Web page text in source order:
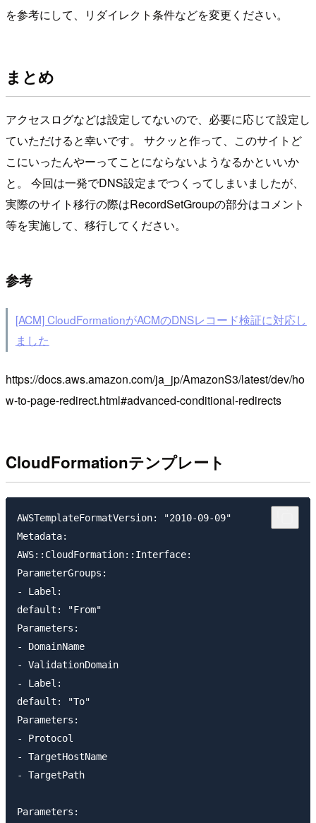
を参考にして、リダイレクト条件などを変更ください。
まとめ
アクセスログなどは設定してないので、必要に応じて設定し
ていただけると幸いです。 サクッと作って、このサイトど
こにいったんやーってことにならないようなるかといいか
と。 今回は一発でDNS設定までつくってしまいましたが、
実際のサイト移行の際はRecordSetGroupの部分はコメント
等を実施して、移行してください。
参考
[ACM] CloudFormationがACMのDNSレコード検証に対応し
ました
https://docs.aws.amazon.com/ja_jp/AmazonS3/latest/dev/ho
w-to-page-redirect.html#advanced-conditional-redirects
CloudFormationテンプレート
AWSTemplateFormatVersion: "2010-09-09"
Metadata:
AWS::CloudFormation::Interface:
ParameterGroups:
- Label:
default: "From"
Parameters:
- DomainName
- ValidationDomain
- Label:
default: "To"
Parameters:
- Protocol
- TargetHostName
- TargetPath
Parameters: